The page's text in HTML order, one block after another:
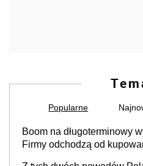
Popularne
Boom na długoterminowy
Firmy odchodzą od